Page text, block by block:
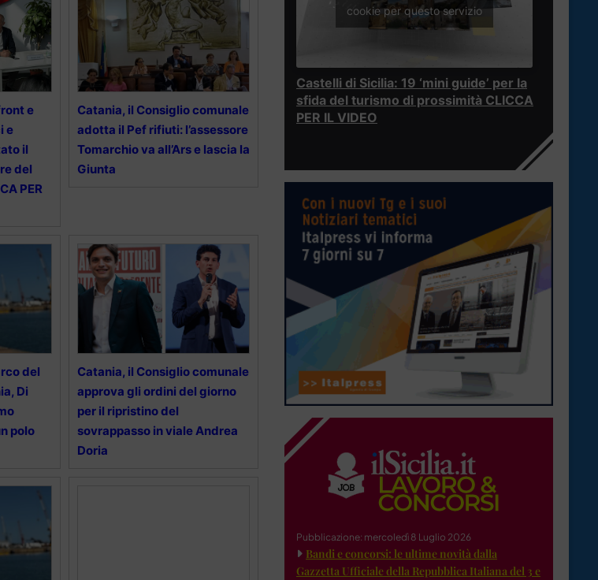
e
e
il
del
PER
Catania, il Consiglio comunale
adotta il Pef rifiuti: l’assessore
Tomarchio va all’Ars e lascia la
Giunta
del
Di
polo
Catania, il Consiglio comunale
approva gli ordini del giorno
per il ripristino del
sovrappasso in viale Andrea
Doria
cookie per questo servizio
Castelli di Sicilia: 19 ‘mini guide’ per la
sfida del turismo di prossimità CLICCA
PER IL VIDEO
Pubblicazione: mercoledì 8 Luglio 2026
Bandi e concorsi: le ultime novità dalla
Gazzetta Ufficiale della Repubblica Italiana del 3 e